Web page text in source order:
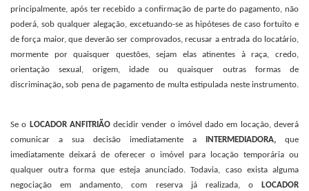
principalmente, após ter recebido a confirmação de parte do pagamento, não
poderá, sob qualquer alegação, excetuando-se as hipóteses de caso fortuito e
de força maior, que deverão ser comprovados, recusar a entrada do locatário,
mormente por quaisquer questões, sejam elas atinentes à raça, credo,
orientação sexual, origem, idade ou quaisquer outras formas de
discriminação,sob pena de pagamento de multa estipulada neste instrumento.
Se o LOCADOR ANFITRIÃOdecidir vender o imóvel dado em locação, deverá
comunicar a sua decisão imediatamente a
INTERMEDIADORA, que
imediatamente deixará de oferecer o imóvel para locação temporária ou
qualquer outra forma que esteja anunciado. Todavia, caso exista alguma
negociação em andamento, com reserva já realizada, o
LOCADOR